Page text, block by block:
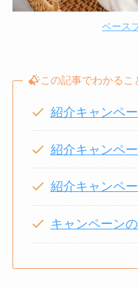
ベース
この記事でわかるこ
紹介キャンペ
紹介キャンペ
紹介キャンペ
キャンペーン